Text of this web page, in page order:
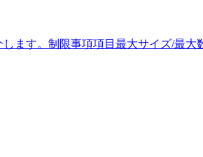
ます。制限事項項目最大サイズ/最